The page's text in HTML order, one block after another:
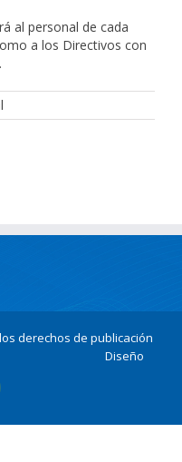
al personal de cada
a los Directivos con
derechos de publicación
Diseño